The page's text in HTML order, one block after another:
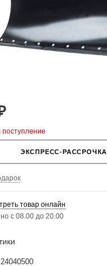
ЭКСПРЕСС-РАССРОЧКА
товар онлайн
с 08.00 до 20.00
24040500